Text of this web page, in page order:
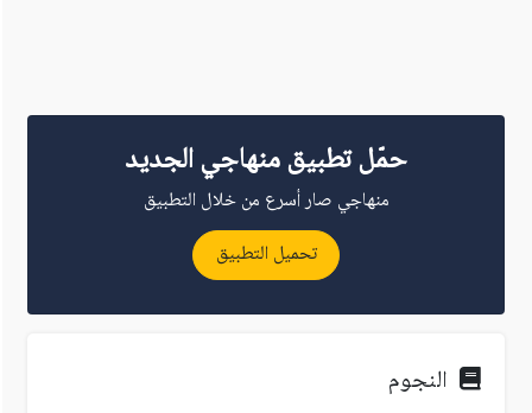
حمّل تطبيق منهاجي الجديد
منهاجي صار أسرع من خلال التطبيق
تحميل التطبيق
النجوم